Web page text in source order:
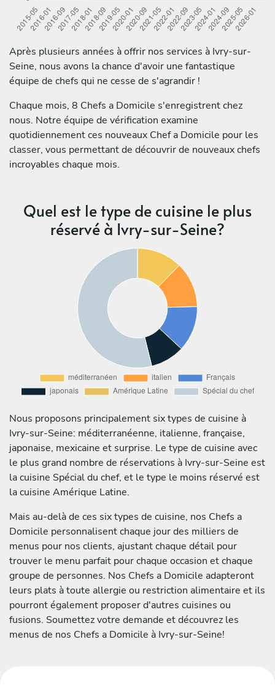
Après plusieurs années à offrir nos services à Ivry-sur-
Seine, nous avons la chance d'avoir une fantastique
équipe de chefs qui ne cesse de s'agrandir !
Chaque mois, 8 Chefs a Domicile s'enregistrent chez
nous. Notre équipe de vérification examine
quotidiennement ces nouveaux Chef a Domicile pour les
classer, vous permettant de découvrir de nouveaux chefs
incroyables chaque mois.
Quel est le type de cuisine le plus
réservé à Ivry-sur-Seine?
Nous proposons principalement six types de cuisine à
Ivry-sur-Seine: méditerranéenne, italienne, française,
japonaise, mexicaine et surprise. Le type de cuisine avec
le plus grand nombre de réservations à Ivry-sur-Seine est
la cuisine Spécial du chef, et le type le moins réservé est
la cuisine Amérique Latine.
Mais au-delà de ces six types de cuisine, nos Chefs a
Domicile personnalisent chaque jour des milliers de
menus pour nos clients, ajustant chaque détail pour
trouver le menu parfait pour chaque occasion et chaque
groupe de personnes. Nos Chefs a Domicile adapteront
leurs plats à toute allergie ou restriction alimentaire et ils
pourront également proposer d'autres cuisines ou
fusions. Soumettez votre demande et découvrez les
menus de nos Chefs a Domicile à Ivry-sur-Seine!